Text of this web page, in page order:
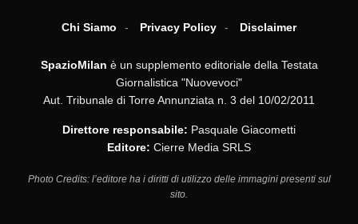
Chi Siamo Privacy Policy Disclaimer
SpazioMilan è un supplemento editoriale della Testata
Giornalistica "Nuovevoci"
Aut. Tribunale di Torre Annunziata n. 3 del 10/02/2011
Direttore responsabile: Pasquale Giacometti
Editore: Cierre Media SRLS
Photo Credits: l’editore ha i diritti di utilizzo delle immagini presenti sul
sito.